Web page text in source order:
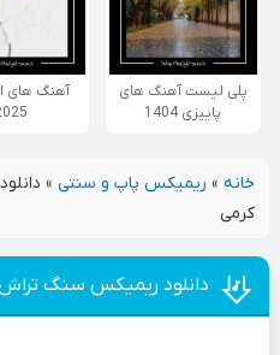
پلی لیست آهنگ های
پاییزی 1404
آهنگ های
خانه» ریمیکس پاپ و سنتی»
کرمی
دانلود ریمیکس سنگ تراش